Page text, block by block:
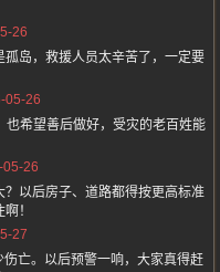
26
岛，救援人员太辛苦了，一定要
05-26
希望善后做好，受灾的老百姓能
26
以后房子、道路都得按更高标准
！
27
亡。以后预警一响，大家真得赶